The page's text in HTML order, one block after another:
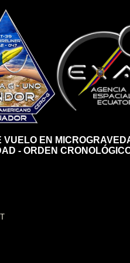
VUELO EN
- ORDEN